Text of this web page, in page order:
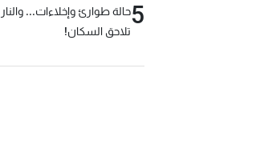
5حالة طوارئ وإخلاءات... والنار
تلاحق السكان!